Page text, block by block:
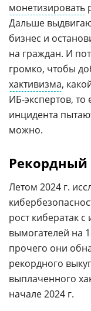
монетизировать
Дальше
бизнес и
на граждан. И
громко, чтобы
хактивизма,
ИБ-экспертов, то
инцидента
можно.
Рекордный
Летом 2024 г.
рост кибератак
вымогателей на
прочего они
рекордного
выплаченного
начале 2024 г.